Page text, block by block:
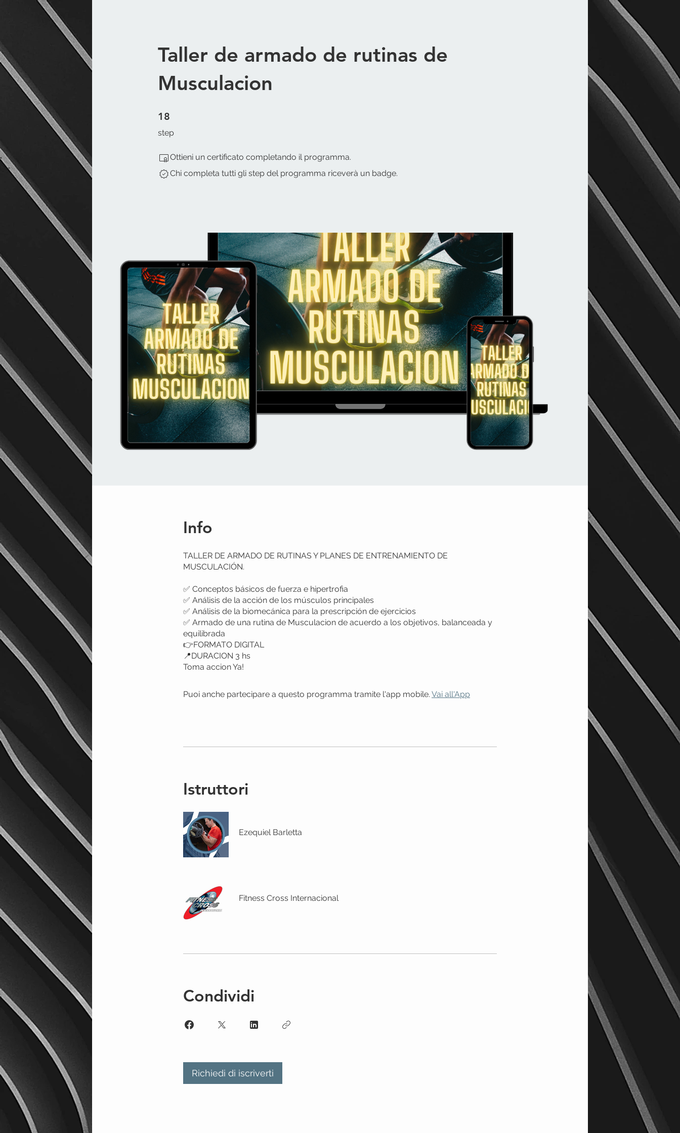
Taller de armado de rutinas de
Musculacion
18
step
18 step
Ottieni un certificato completando il programma.
Chi completa tutti gli step del programma riceverà un badge.
Info
TALLER DE ARMADO DE RUTINAS Y PLANES DE ENTRENAMIENTO DE
MUSCULACIÓN.
✅ Conceptos básicos de fuerza e hipertrofia
✅ Análisis de la acción de los músculos principales
✅ Análisis de la biomecánica para la prescripción de ejercicios
✅ Armado de una rutina de Musculacion de acuerdo a los objetivos, balanceada y
equilibrada
👉FORMATO DIGITAL
📍DURACION 3 hs
Toma accion Ya!
Puoi anche partecipare a questo programma tramite l'app mobile. Vai all'App
Istruttori
Ezequiel Barletta
Fitness Cross Internacional
Condividi
Richiedi di iscriverti